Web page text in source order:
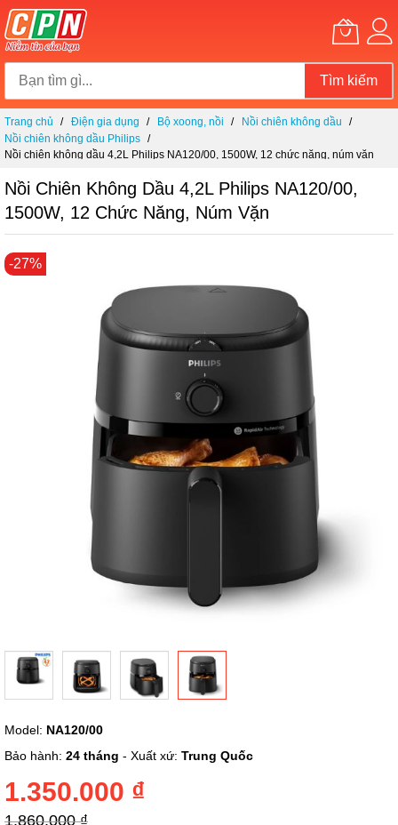
Tìm kiếm
Chuyển
đến
nội
Trang chủ Điện gia dụng Bộ xoong, nồi
Nồi chiên không dầu
Nồi chiên không dầu Philips
Nồi chiên không dầu 4,2L Philips NA120/00, 1500W, 12 chức năng, núm vặn
Nồi Chiên Không Dầu 4,2L Philips NA120/00,
1500W, 12 Chức Năng, Núm Vặn
Chuyển
đến
đến
phần
của
thư
viện
-27%
Model: NA120/00
Bảo hành: 24 tháng - Xuất xứ: Trung Quốc
1.350.000 ₫
1.860.000 ₫